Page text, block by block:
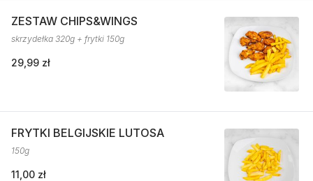
ZESTAW CHIPS&WINGS
skrzydełka 320g + frytki 150g
29,99 zł
FRYTKI BELGIJSKIE LUTOSA
150g
11,00 zł